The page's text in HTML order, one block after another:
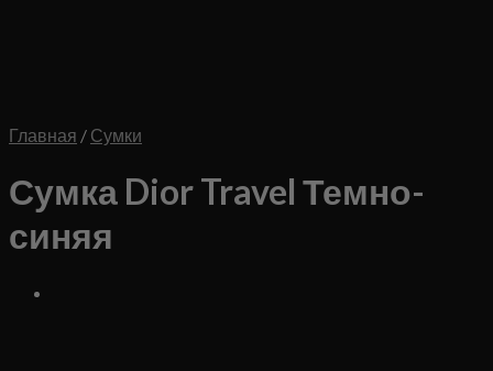
Главная / Сумки
Сумка Dior Travel Темно-
синяя